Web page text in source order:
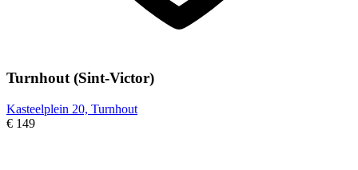
Turnhout (Sint-Victor)
Kasteelplein 20, Turnhout
€ 149